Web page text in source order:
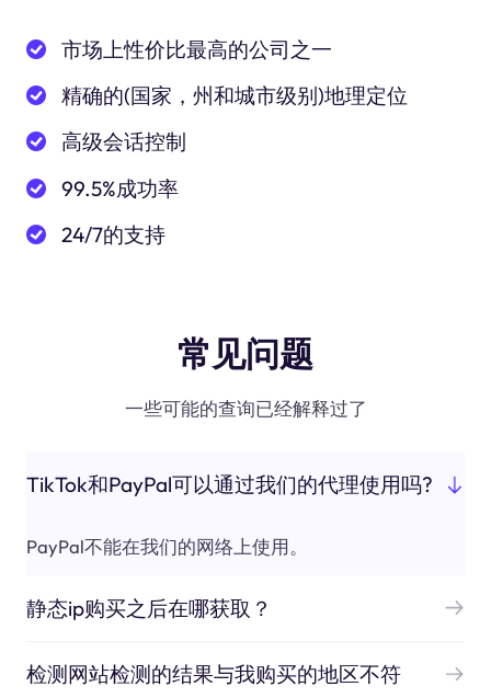
市场上性价比最高的公司之一
精确的(国家，州和城市级别)地理定位
高级会话控制
99.5%成功率
24/7的支持
常见问题
一些可能的查询已经解释过了
TikTok和PayPal可以通过我们的代理使用吗?
PayPal不能在我们的网络上使用。
静态ip购买之后在哪获取？
检测网站检测的结果与我购买的地区不符